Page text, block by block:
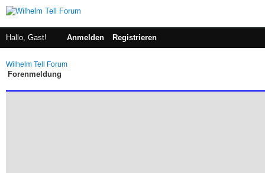
Hallo, Gast! Anmelden Registrieren
Wilhelm Tell Forum
Forenmeldung